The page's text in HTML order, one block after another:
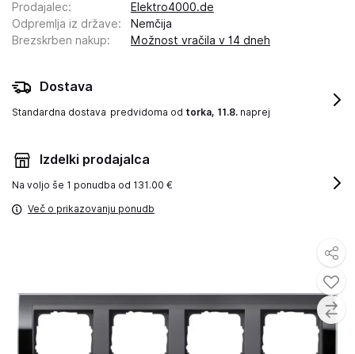
Prodajalec:
Elektro4000.de
Odpremlja iz države:
Nemčija
Brezskrben nakup: Možnost vračila v 14 dneh
Dostava
Standardna dostava predvidoma od torka, 11.8. naprej
Izdelki prodajalca
Na voljo še 1 ponudba od 131.00 €
Več o prikazovanju ponudb